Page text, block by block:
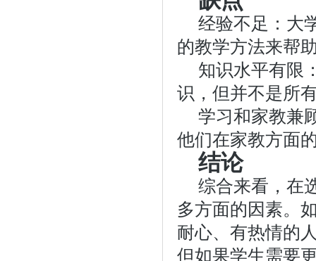
经验不足：大
的教学方法来帮
知识水平有限
识，但并不是所
学习和家教兼
他们在家教方面
结论
综合来看，在
多方面的因素。
耐心、有热情的
但如果学生需要